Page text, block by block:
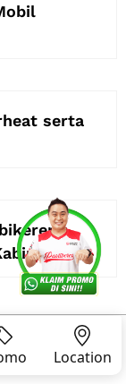
About Us
Pro Tips
Location
serta